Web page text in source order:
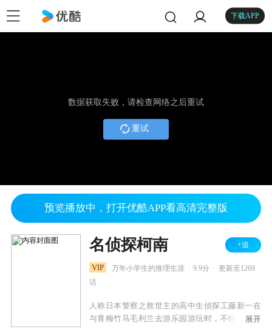
下载APP
数据获取失败，请检查网络之后重试
重试
预览播放中，打开优酷APP看高清完整版
名侦探柯南 +追
VIP 万年小学生的推理生涯 9.9分
更新至1269
话
人称日本警察之救世主的高中生侦探工藤新一在
与青梅竹马毛利兰去游乐园游玩时，不经意中发
展开